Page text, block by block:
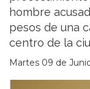
hombre
pesos de una
centro de la
Martes 09 de